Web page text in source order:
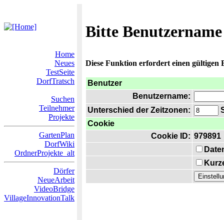
Bitte
Home
Neues
TestSeite
DorfTratsch
Suchen
Teilnehmer
Projekte
GartenPlan
DorfWiki
OrdnerProjekte_alt
Dörfer
NeueArbeit
VideoBridge
VillageInnovationTalk
Diese Funktion erfordert einen gültigen
Benutzer
Benutzername:
Unterschied der Zeitzonen:
Cookie
Cookie ID: 979891